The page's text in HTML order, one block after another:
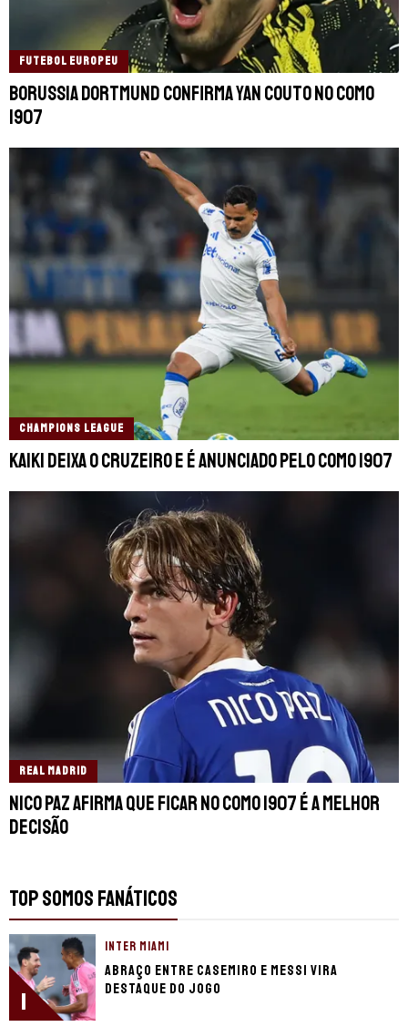
FUTEBOL EUROPEU
Borussia Dortmund confirma Yan Couto no Como
1907
CHAMPIONS LEAGUE
Kaiki deixa o Cruzeiro e é anunciado pelo Como 1907
REAL MADRID
Nico Paz afirma que ficar no Como 1907 é a melhor
decisão
TOP SOMOS FANÁTICOS
1
INTER MIAMI
Abraço entre Casemiro e Messi vira
destaque do jogo